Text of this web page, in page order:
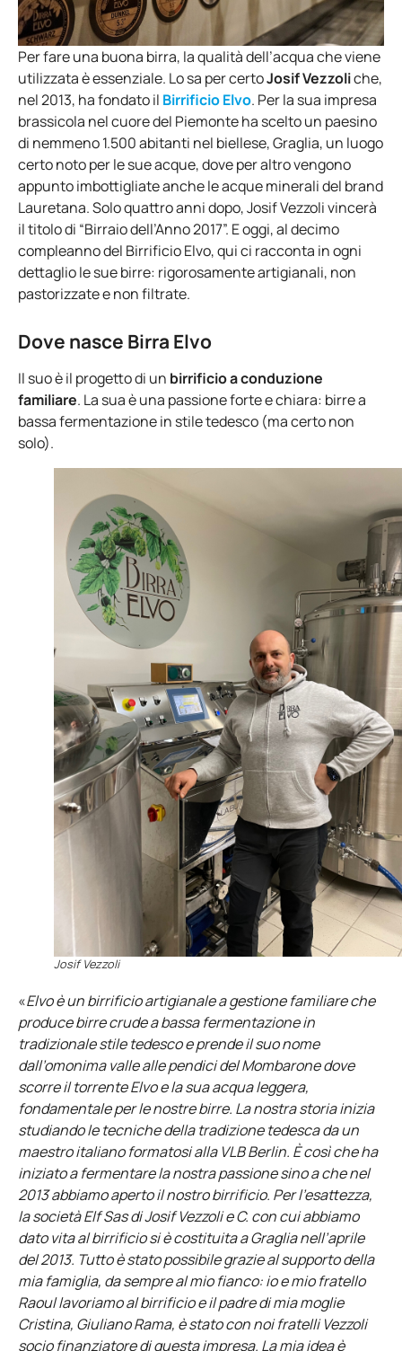
Per fare una buona birra, la qualità dell’acqua che viene
utilizzata è essenziale. Lo sa per certoJosif Vezzoliche,
nel 2013, ha fondato il Birrificio Elvo. Per la sua impresa
brassicola nel cuore del Piemonte ha scelto un paesino
di nemmeno 1.500 abitanti nel biellese, Graglia, un luogo
certo noto per le sue acque, dove per altro vengono
appunto imbottigliate anche le acque minerali del brand
Lauretana. Solo quattro anni dopo, Josif Vezzoli vincerà
il titolo di “Birraio dell’Anno 2017”. E oggi, al decimo
compleanno del Birrificio Elvo, qui ci racconta in ogni
dettaglio le sue birre: rigorosamente artigianali, non
pastorizzate e non filtrate.
Dove nasce Birra Elvo
Il suo è il progetto di un birrificio a conduzione
familiare. La sua è una passione forte e chiara: birre a
bassa fermentazione in stile tedesco (ma certo non
solo).
Josif Vezzoli
«Elvo è un birrificio artigianale a gestione familiare che
produce birre crude a bassa fermentazione in
tradizionale stile tedesco e prende il suo nome
dall’omonima valle alle pendici del Mombarone dove
scorre il torrente Elvo e la sua acqua leggera,
fondamentale per le nostre birre. La nostra storia inizia
studiando le tecniche della tradizione tedesca da un
maestro italiano formatosi alla VLB Berlin. È così che ha
iniziato a fermentare la nostra passione sino a che nel
2013 abbiamo aperto il nostro birrificio. Per l’esattezza,
la società Elf Sas di Josif Vezzoli e C. con cui abbiamo
dato vita al birrificio si è costituita a Graglia nell’aprile
del 2013. Tutto è stato possibile grazie al supporto della
mia famiglia, da sempre al mio fianco: io e mio fratello
Raoul lavoriamo al birrificio e il padre di mia moglie
Cristina, Giuliano Rama, è stato con noi fratelli Vezzoli
socio finanziatore di questa impresa. La mia idea è